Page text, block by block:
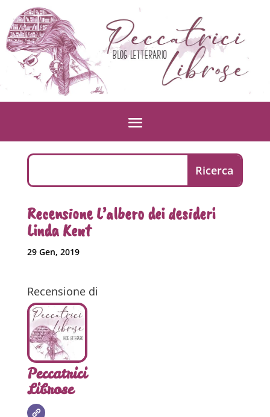
Recensione L’albero dei desideri
Linda Kent
29 Gen, 2019
Recensione di
Peccatrici
Librose